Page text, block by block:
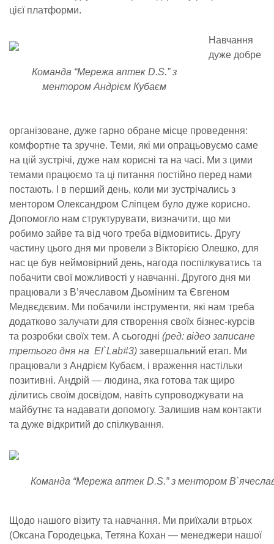
цієї платформи.
Команда “Мережа аптек D.S.” з
ментором Андрієм Кубаєм
Навчання
дуже добре
організоване, дуже гарно обране місце проведення:
комфортне та зручне. Теми, які ми опрацьовуємо саме
на цій зустрічі, дуже нам корисні та на часі. Ми з цими
темами працюємо та ці питання постійно перед нами
постають. І в перший день, коли ми зустрічались з
ментором Олександром Сліпцем було дуже корисно.
Допомогло нам структурувати, визначити, що ми
робимо зайве та від чого треба відмовитись. Другу
частину цього дня ми провели з Вікторією Олешко, для
нас це був неймовірний день, нагода поспілкуватись та
побачити свої можливості у навчанні. Другого дня ми
працювали з В’ячеславом Дьоміним та Євгеном
Медвєдєвим. Ми побачили інструменти, які нам треба
додатково залучати для створення своїх бізнес-курсів
та розробки своїх тем. А сьогодні (ред: відео записане
третього дня на El`Lab#3) завершальний етап. Ми
працювали з Андрієм Кубаєм, і враження настільки
позитивні. Андрій — людина, яка готова так щиро
ділитись своїм досвідом, навіть супроводжувати на
майбутнє та надавати допомогу. Залишив нам контакти
та дуже відкритий до спілкування.
Команда “Мережа аптек D.S.” з ментором
Щодо нашого візиту та навчання. Ми приїхали втрьох
(Оксана Городецька, Тетяна Кохан — менеджери нашої